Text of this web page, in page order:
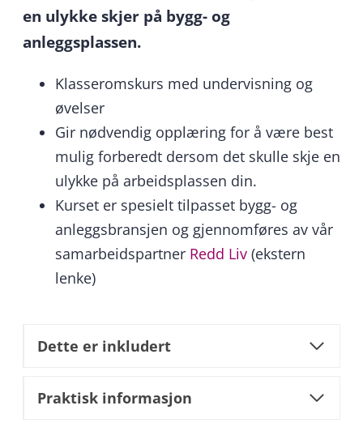
en ulykke skjer på bygg- og
anleggsplassen.
Klasseromskurs med undervisning og
øvelser
Gir nødvendig opplæring for å være best
mulig forberedt dersom det skulle skje en
ulykke på arbeidsplassen din.
Kurset er spesielt tilpasset bygg- og
anleggsbransjen og gjennomføres av vår
samarbeidspartner Redd Liv (ekstern
lenke)
Dette er inkludert
Praktisk informasjon